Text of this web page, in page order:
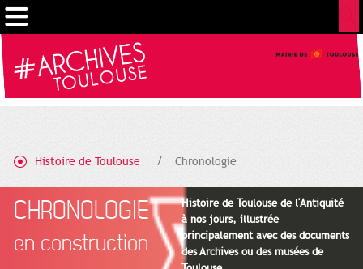
Histoire de Toulouse Chronologie
CHRONOLOGIE
en construction
Histoire de Toulouse de l'Antiquité
à nos jours, illustrée
principalement avec des documents
des Archives ou des musées de
Cookies management panel